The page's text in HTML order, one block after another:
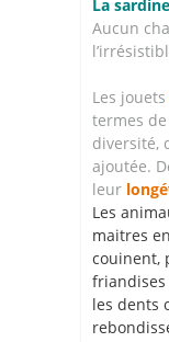
La
Aucun
Les jouets
termes
diversité,
ajoutée.
leur
Les
maitres
couinent,
friandises
les dents